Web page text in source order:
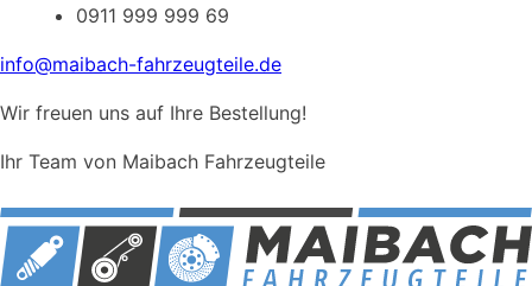
0911 999 999 69
info@maibach-fahrzeugteile.de
Wir freuen uns auf Ihre Bestellung!
Ihr Team von Maibach Fahrzeugteile